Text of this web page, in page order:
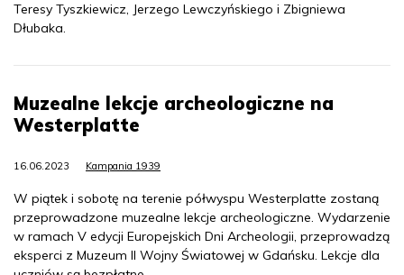
Teresy Tyszkiewicz, Jerzego Lewczyńskiego i Zbigniewa
Dłubaka.
Muzealne lekcje archeologiczne na
Westerplatte
16.06.2023 Kampania 1939
W piątek i sobotę na terenie półwyspu Westerplatte zostaną
przeprowadzone muzealne lekcje archeologiczne. Wydarzenie
w ramach V edycji Europejskich Dni Archeologii, przeprowadzą
eksperci z Muzeum II Wojny Światowej w Gdańsku. Lekcje dla